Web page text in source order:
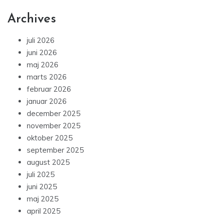
Archives
juli 2026
juni 2026
maj 2026
marts 2026
februar 2026
januar 2026
december 2025
november 2025
oktober 2025
september 2025
august 2025
juli 2025
juni 2025
maj 2025
april 2025